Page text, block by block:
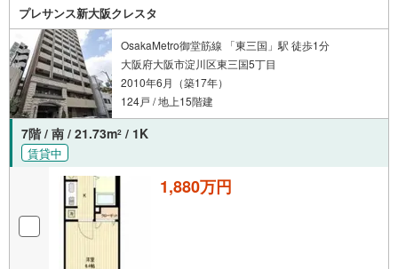
プレサンス新大阪クレスタ
OsakaMetro御堂筋線 「東三国」駅 徒歩1分
大阪府大阪市淀川区東三国5丁目
2010年6月（築17年）
124戸 / 地上15階建
7階 / 南 / 21.73m2 / 1K
賃貸中
1,880万円